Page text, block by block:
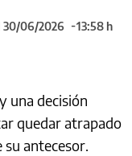
30/06/2026
13:58 h
una decisión
quedar atrapado
su antecesor.